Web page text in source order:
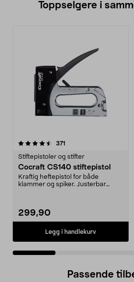
Toppselgere i
371
Stiftepistoler og stifter
Cocraft CS140 stiftepistol
Kraftig heftepistol for både
klammer og spiker. Justerbar
299,90
Legg i handlekurv
4.5 av 5 stjerner
Passende